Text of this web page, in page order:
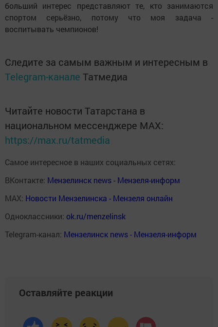
больший интерес представляют те, кто занимаются
спортом серьёзно, потому что моя задача -
воспитывать чемпионов!
Следите за самым важным и интересным в
Telegram-канале Татмедиа
Читайте новости Татарстана в
национальном мессенджере MАХ:
https://max.ru/tatmedia
Самое интересное в наших социальных сетях:
ВКонтакте: Мензелинск news - Мензеля-информ
MAX: Новости Мензелинска - Мензеля онлайн
Одноклассники: ok.ru/menzelinsk
Telegram-канал: Мензелинск news - Мензеля-информ
Оставляйте реакции